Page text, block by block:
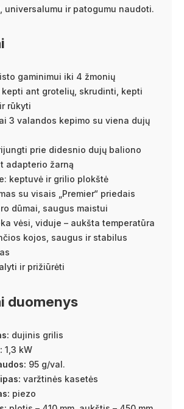
universalumu ir patogumu naudoti.
gaminimui iki 4 žmonių
kepti ant grotelių, skrudinti, kepti
rūkyti
3 valandos kepimo su viena dujų
prie didesnio dujų baliono
adapterio žarną
keptuvė ir grilio plokštė
su visais „Premier“ priedais
dūmai, saugus maistui
vėsi, viduje – aukšta temperatūra
kojos, saugus ir stabilus
ir prižiūrėti
duomenys
dujinis grilis
1,3 kW
95 g/val.
varžtinės kasetės
piezo